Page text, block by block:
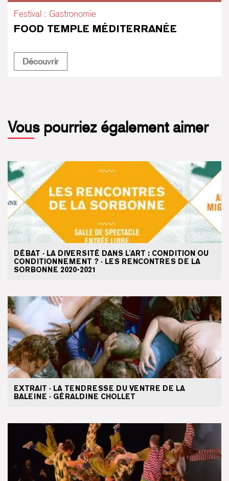
Festival : Gastronomie
FOOD TEMPLE MÉDITERRANÉE
DécouvrirFood Temple Méditerranée
Vous pourriez également aimer
DÉBAT · LA DIVERSITÉ DANS L'ART : CONDITION OU
CONDITIONNEMENT ? · LES RENCONTRES DE LA
SORBONNE 2020-2021
EXTRAIT · LA TENDRESSE DU VENTRE DE LA
BALEINE · GÉRALDINE CHOLLET